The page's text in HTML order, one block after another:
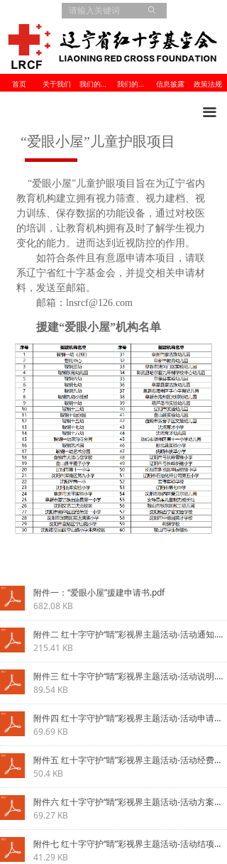
ꄙ
首页 关于我们 我们的项目 我们的伙伴 信息披露 政策法规
“爱眼小屋”儿童护眼项目
“爱眼小屋”儿童护眼项目旨在为辽宁省内
教育机构建立拥有视力筛查、视力建档、视
力训练、保存数据的功能设备，通过对校医
的培训，让教育机构拥有及时了解学生视力
变化的能力。进而达到近视防控的作用。
如符合条件且有意愿申请本项目，请联
系辽宁省红十字基金会，并提交相关申请材
料，发送至邮箱。
邮箱：lnsrcf@126.com
援建“爱眼小屋”机构名单
附件一：“爱眼小屋”援建申请书.pdf
682.08 KB
附件二 红十字守护“睛”彩视界主题活动-活动通知.pdf
215.41 KB
附件三 红十字守护“睛”彩视界主题活动-活动说明.pdf
89.54 KB
附件四 红十字守护“睛”彩视界主题活动-活动申请表.pdf
69.69 KB
附件五 红十字守护“睛”彩视界主题活动-活动经费使用规范.pdf
50.4 KB
附件六 红十字守护“睛”彩视界主题活动-活动方案模板.pdf
69.27 KB
附件七 红十字守护“睛”彩视界主题活动-活动结项模板.pdf
41.29 KB
끀